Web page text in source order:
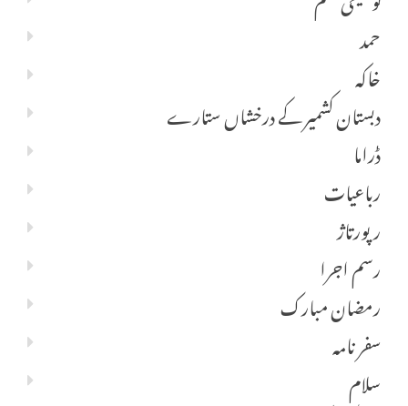
حمد
خاکہ
دبستان کشمیر کے درخشاں ستارے
ڈراما
رباعیات
رپورتاژ
رسم اجرا
رمضان مبارک
سفر نامہ
سلام